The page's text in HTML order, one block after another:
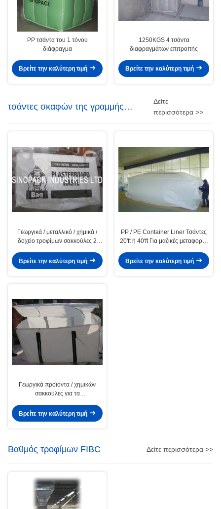
PP τσάντα του 1 τόνου
διάφραγμα
Βρείτε την καλύτερη τιμή
1250KGS 4 τσάντα
διαφραγμάτων επιτροπής
Βρείτε την καλύτερη τιμή
τσάντες σκαφών της γραμμής
εμπορευματοκιβωτίων
Δείτε
περισσότερα >>
Γεωργικά / μεταλλικό / χημικά /
δοχείο τροφίμων σακκούλες 2
Βρείτε την καλύτερη τιμή
PP / PE Container Liner Τσάντες
20'ft ή 40'ft Για μαζικές μεταφορές
Βρείτε την καλύτερη τιμή
Γεωργικά προϊόντα / χημικών
σακκούλες για τα
πίνακα
Βρείτε την καλύτερη τιμή
Βαθμός τροφίμων FIBC Δείτε περισσότερα >>